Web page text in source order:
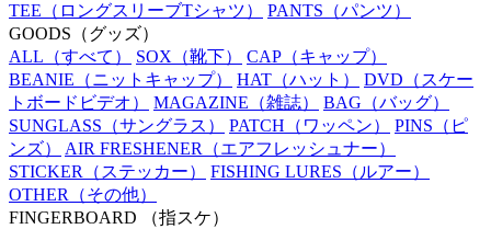
TEE （ロングスリーブTシャツ） PANTS （パンツ）
GOODS （グッズ）
ALL （すべて） SOX （靴下） CAP （キャップ）
BEANIE （ニットキャップ） HAT （ハット） DVD （スケー
トボードビデオ）
MAGAZINE （雑誌） BAG （バッグ）
SUNGLASS （サングラス） PATCH （ワッペン） PINS （ピ
ンズ）
AIR FRESHENER （エアフレッシュナー）
STICKER （ステッカー） FISHING LURES （ルアー）
OTHER （その他）
FINGERBOARD
（指スケ）